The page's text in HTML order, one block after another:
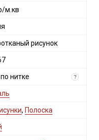
м.кв
рисунок
нитке ?
, Полоска